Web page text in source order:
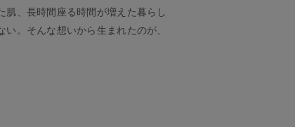
肌、長時間座る時間が増えた暮らし
。そんな想いから生まれたのが、